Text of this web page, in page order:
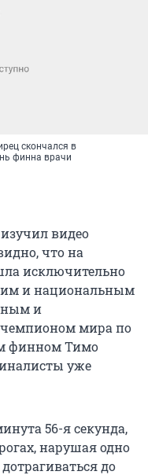
скончался в
финна врачи
видео
что на
исключительно
и национальным
и
мира по
финном Тимо
уже
56-я секунда,
нарушая одно
до